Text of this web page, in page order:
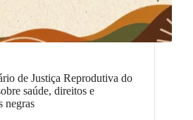
de Justiça Reprodutiva do
saúde, direitos e
negras